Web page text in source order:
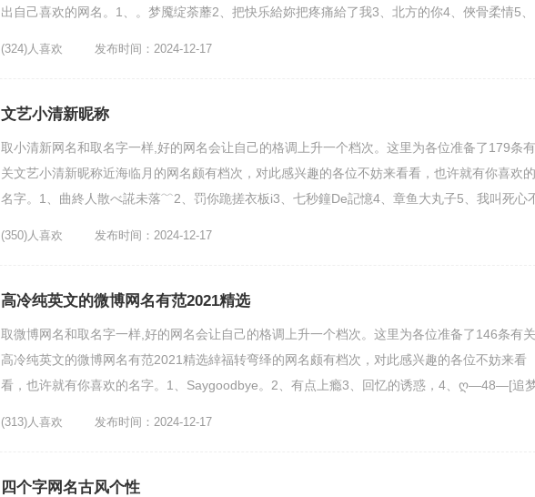
出自己喜欢的网名。1、。梦魇绽荼蘼2、把快乐給妳把疼痛給了我3、北方的你4、俠骨柔情5、
(324)人喜欢 发布时间：2024-12-17
文艺小清新昵称
取小清新网名和取名字一样,好的网名会让自己的格调上升一个档次。这里为各位准备了179条有
关文艺小清新昵称近海临月的网名颇有档次，对此感兴趣的各位不妨来看看，也许就有你喜欢的
名字。1、曲終人散べ誮未落﹌2、罚你跪搓衣板i3、七秒鐘De記憶4、章鱼大丸子5、我叫死心
(350)人喜欢 发布时间：2024-12-17
高冷纯英文的微博网名有范2021精选
取微博网名和取名字一样,好的网名会让自己的格调上升一个档次。这里为各位准备了146条有关
高冷纯英文的微博网名有范2021精选緈福转弯绎的网名颇有档次，对此感兴趣的各位不妨来看
看，也许就有你喜欢的名字。1、Saygoodbye。2、有点上瘾3、回忆的诱惑，4、ღ—48—[追
(313)人喜欢 发布时间：2024-12-17
四个字网名古风个性